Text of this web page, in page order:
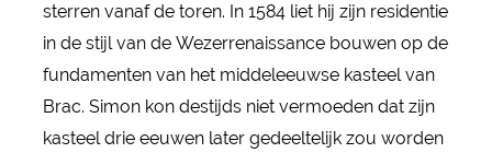
sterren vanaf de toren. In 1584 liet hij zijn residentie
in de stijl van de Wezerrenaissance bouwen op de
fundamenten van het middeleeuwse kasteel van
Brac. Simon kon destijds niet vermoeden dat zijn
kasteel drie eeuwen later gedeeltelijk zou worden